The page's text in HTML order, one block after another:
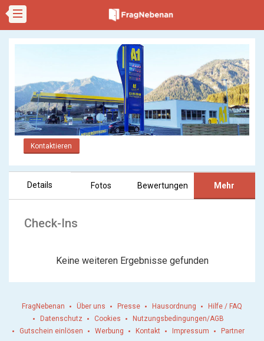
Kontaktieren
Details Fotos Bewertungen Mehr
Check-Ins
Keine weiteren Ergebnisse gefunden
FragNebenan Über uns Presse Hausordnung
Hilfe / FAQ
Datenschutz
Cookies
Nutzungsbedingungen/AGB
Gutschein einlösen
Werbung Kontakt Impressum Partner